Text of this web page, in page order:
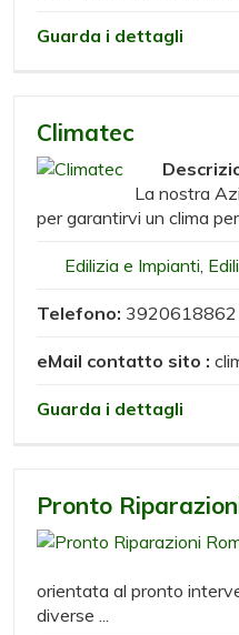
Guarda i dettagli
Climatec
La nostra
per garantirvi un clima
Edilizia e Impianti
Telefono: 3920618862
eMail contatto sito :
Guarda i dettagli
Pronto
orientata al pronto
diverse ...